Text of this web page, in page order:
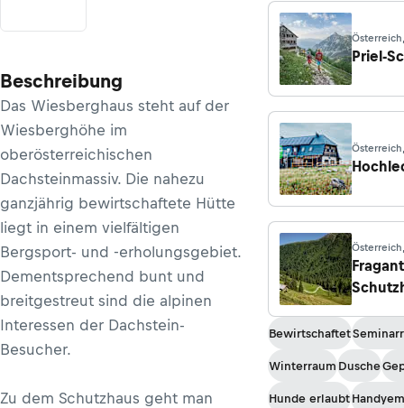
Beschreibung
Das Wiesberghaus steht auf der
Wiesberghöhe im
oberösterreichischen
Dachsteinmassiv. Die nahezu
ganzjährig bewirtschaftete Hütte
liegt in einem vielfältigen
Bergsport- und -erholungsgebiet.
Dementsprechend bunt und
breitgestreut sind die alpinen
Interessen der Dachstein-
Besucher.
Zu dem Schutzhaus geht man
Priel-
Attersee
Bewirtschaftet
Winterraum Dusche
Hunde erlaubt